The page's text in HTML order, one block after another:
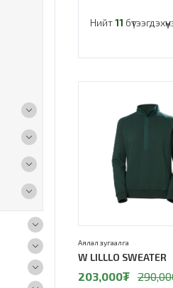
Нийт11
W LILLLO SWEATER
Аялал зугаалга
203,000₮